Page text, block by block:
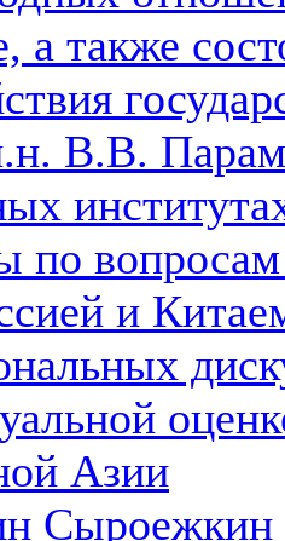
а также
В.В.
по
и
Азии
Сыроежкин